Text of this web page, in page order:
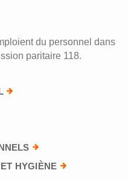
du personnel dans
paritaire 118.
HYGIÈNE